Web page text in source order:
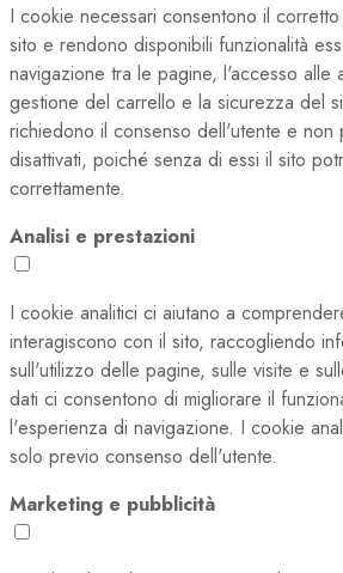
I cookie necessari consentono il
sito e rendono disponibili funzionalità
navigazione tra le pagine, l'accesso alle
gestione del carrello e la sicurezza del
richiedono il consenso dell'utente e non
disattivati, poiché senza di essi il sito
correttamente.
Analisi e prestazioni
I cookie analitici ci aiutano a
interagiscono con il sito, raccogliendo
sull'utilizzo delle pagine, sulle visite e
dati ci consentono di migliorare il
l'esperienza di navigazione. I cookie
solo previo consenso dell'utente.
Marketing e pubblicità